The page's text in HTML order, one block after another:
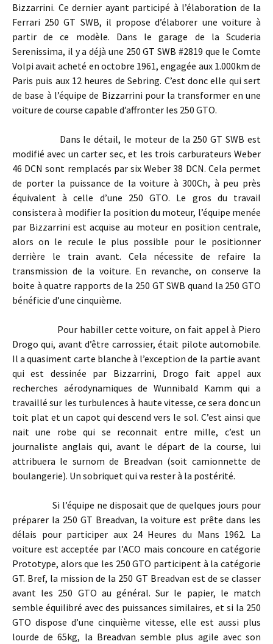
Bizzarrini. Ce dernier ayant participé à l’élaboration de la
Ferrari 250 GT SWB, il propose d’élaborer une voiture à
partir de ce modèle. Dans le garage de la Scuderia
Serenissima, il y a déjà une 250 GT SWB #2819 que le Comte
Volpi avait acheté en octobre 1961, engagée aux 1.000km de
Paris puis aux 12 heures de Sebring. C’est donc elle qui sert
de base à l’équipe de Bizzarrini pour la transformer en une
voiture de course capable d’affronter les 250 GTO.
Dans le détail, le moteur de la 250 GT SWB est
modifié avec un carter sec, et les trois carburateurs Weber
46 DCN sont remplacés par six Weber 38 DCN. Cela permet
de porter la puissance de la voiture à 300Ch, à peu près
équivalent à celle d’une 250 GTO. Le gros du travail
consistera à modifier la position du moteur, l’équipe menée
par Bizzarrini est acquise au moteur en position centrale,
alors on le recule le plus possible pour le positionner
derrière le train avant. Cela nécessite de refaire la
transmission de la voiture. En revanche, on conserve la
boite à quatre rapports de la 250 GT SWB quand la 250 GTO
bénéficie d’une cinquième.
Pour habiller cette voiture, on fait appel à Piero
Drogo qui, avant d’être carrossier, était pilote automobile.
Il a quasiment carte blanche à l’exception de la partie avant
qui est dessinée par Bizzarrini, Drogo fait appel aux
recherches aérodynamiques de Wunnibald Kamm qui a
travaillé sur les turbulences à haute vitesse, ce sera donc un
toit plat et un capot qui descend vers le sol. C’est ainsi que
nait une robe qui se reconnait entre mille, c’est un
journaliste anglais qui, avant le départ de la course, lui
attribuera le surnom de Breadvan (soit camionnette de
boulangerie). Un sobriquet qui va rester à la postérité.
Si l’équipe ne disposait que de quelques jours pour
préparer la 250 GT Breadvan, la voiture est prête dans les
délais pour participer aux 24 Heures du Mans 1962. La
voiture est acceptée par l’ACO mais concoure en catégorie
Prototype, alors que les 250 GTO participent à la catégorie
GT. Bref, la mission de la 250 GT Breadvan est de se classer
avant les 250 GTO au général. Sur le papier, le match
semble équilibré avec des puissances similaires, et si la 250
GTO dispose d’une cinquième vitesse, elle est aussi plus
lourde de 65kg, la Breadvan semble plus agile avec son